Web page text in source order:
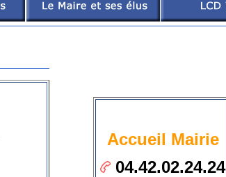
Accueil Mairie
04.42.02.24.24